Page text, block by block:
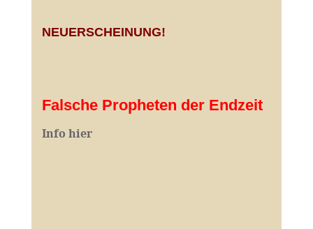
NEUERSCHEINUNG!
Falsche Propheten der Endzeit
Info hier